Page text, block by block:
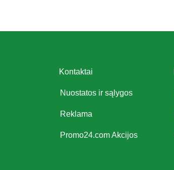
Kontaktai
Nuostatos ir sąlygos
Reklama
Promo24.com Akcijos